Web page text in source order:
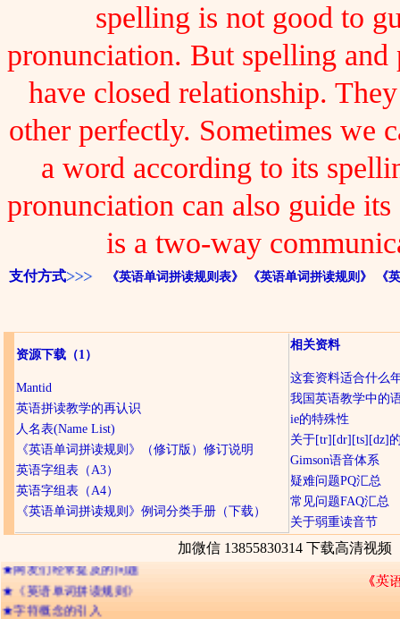
spelling is not good to
pronunciation. But spelling and
have closed relationship.
other perfectly. Sometimes we
a word according to its
pronunciation can also guide
is a two-way
支付方式 《英语单词拼读规则表》 《英语单词拼读规则》 《
资源下载 （1）
Mantid
英语拼读教学的再认识
人名表(Name List)
《英语单词拼读规则》（修订版）修订说明
英语字组表（A3）
英语字组表（A4）
《英语单词拼读规则》例词分类手册（下载）
相关资料
这套资料适合什么
我国英语教学中的
ie的特殊性
关于[tr][dr][ts][dz]
Gimson语音体系
疑难问题PQ汇总
常见问题FAQ汇总
关于弱重读音节
加微信 13855830314 下载高清视频
★网友们经常提及的问题
★
《英语单词拼读规则》
★字符概念的引入